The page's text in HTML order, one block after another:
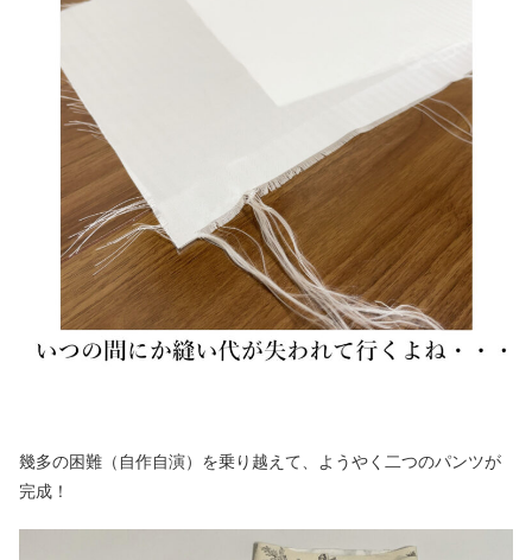
幾多の困難（自作自演）を乗り越えて、ようやく二つのパンツが
完成！